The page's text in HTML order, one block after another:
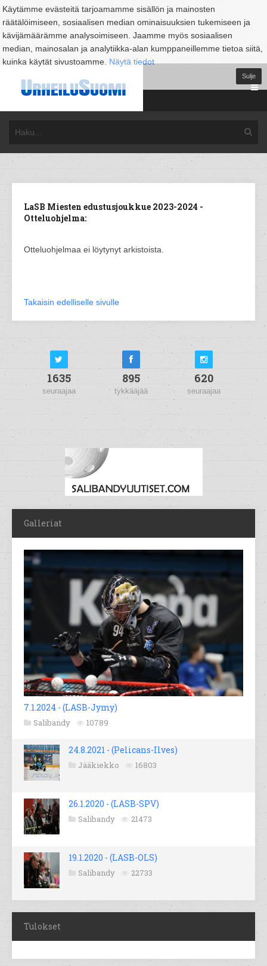
Käytämme evästeitä tarjoamamme sisällön ja mainosten
räätälöimiseen, sosiaalisen median ominaisuuksien tukemiseen ja
kävijämäärämme analysoimiseen. Jaamme myös sosiaalisen
median, mainosalan ja analytiikka-alan kumppaneillemme tietoa siitä,
kuinka käytät sivustoamme. Näytä tiedot
Sulje
LaSB Miesten edustusjoukkue 2023-2024 -
Otteluohjelma:
Otteluohjelmaa ei löytynyt arkistoista.
Takaisin edelliselle sivulle
1635
seuraajaa
895
tykkääjää
620
seuraajaa
Galleriat
7.1.2024 - (LASB-Jymy)
Salibandy 10789
24.8.2021 - (Pelicans-Ilves)
Jääkiekko 16803
26.1.2020 - (LASB-SPV)
Salibandy 21473
19.1.2020 - (LASB-OLS)
Salibandy 22733
Tulokset